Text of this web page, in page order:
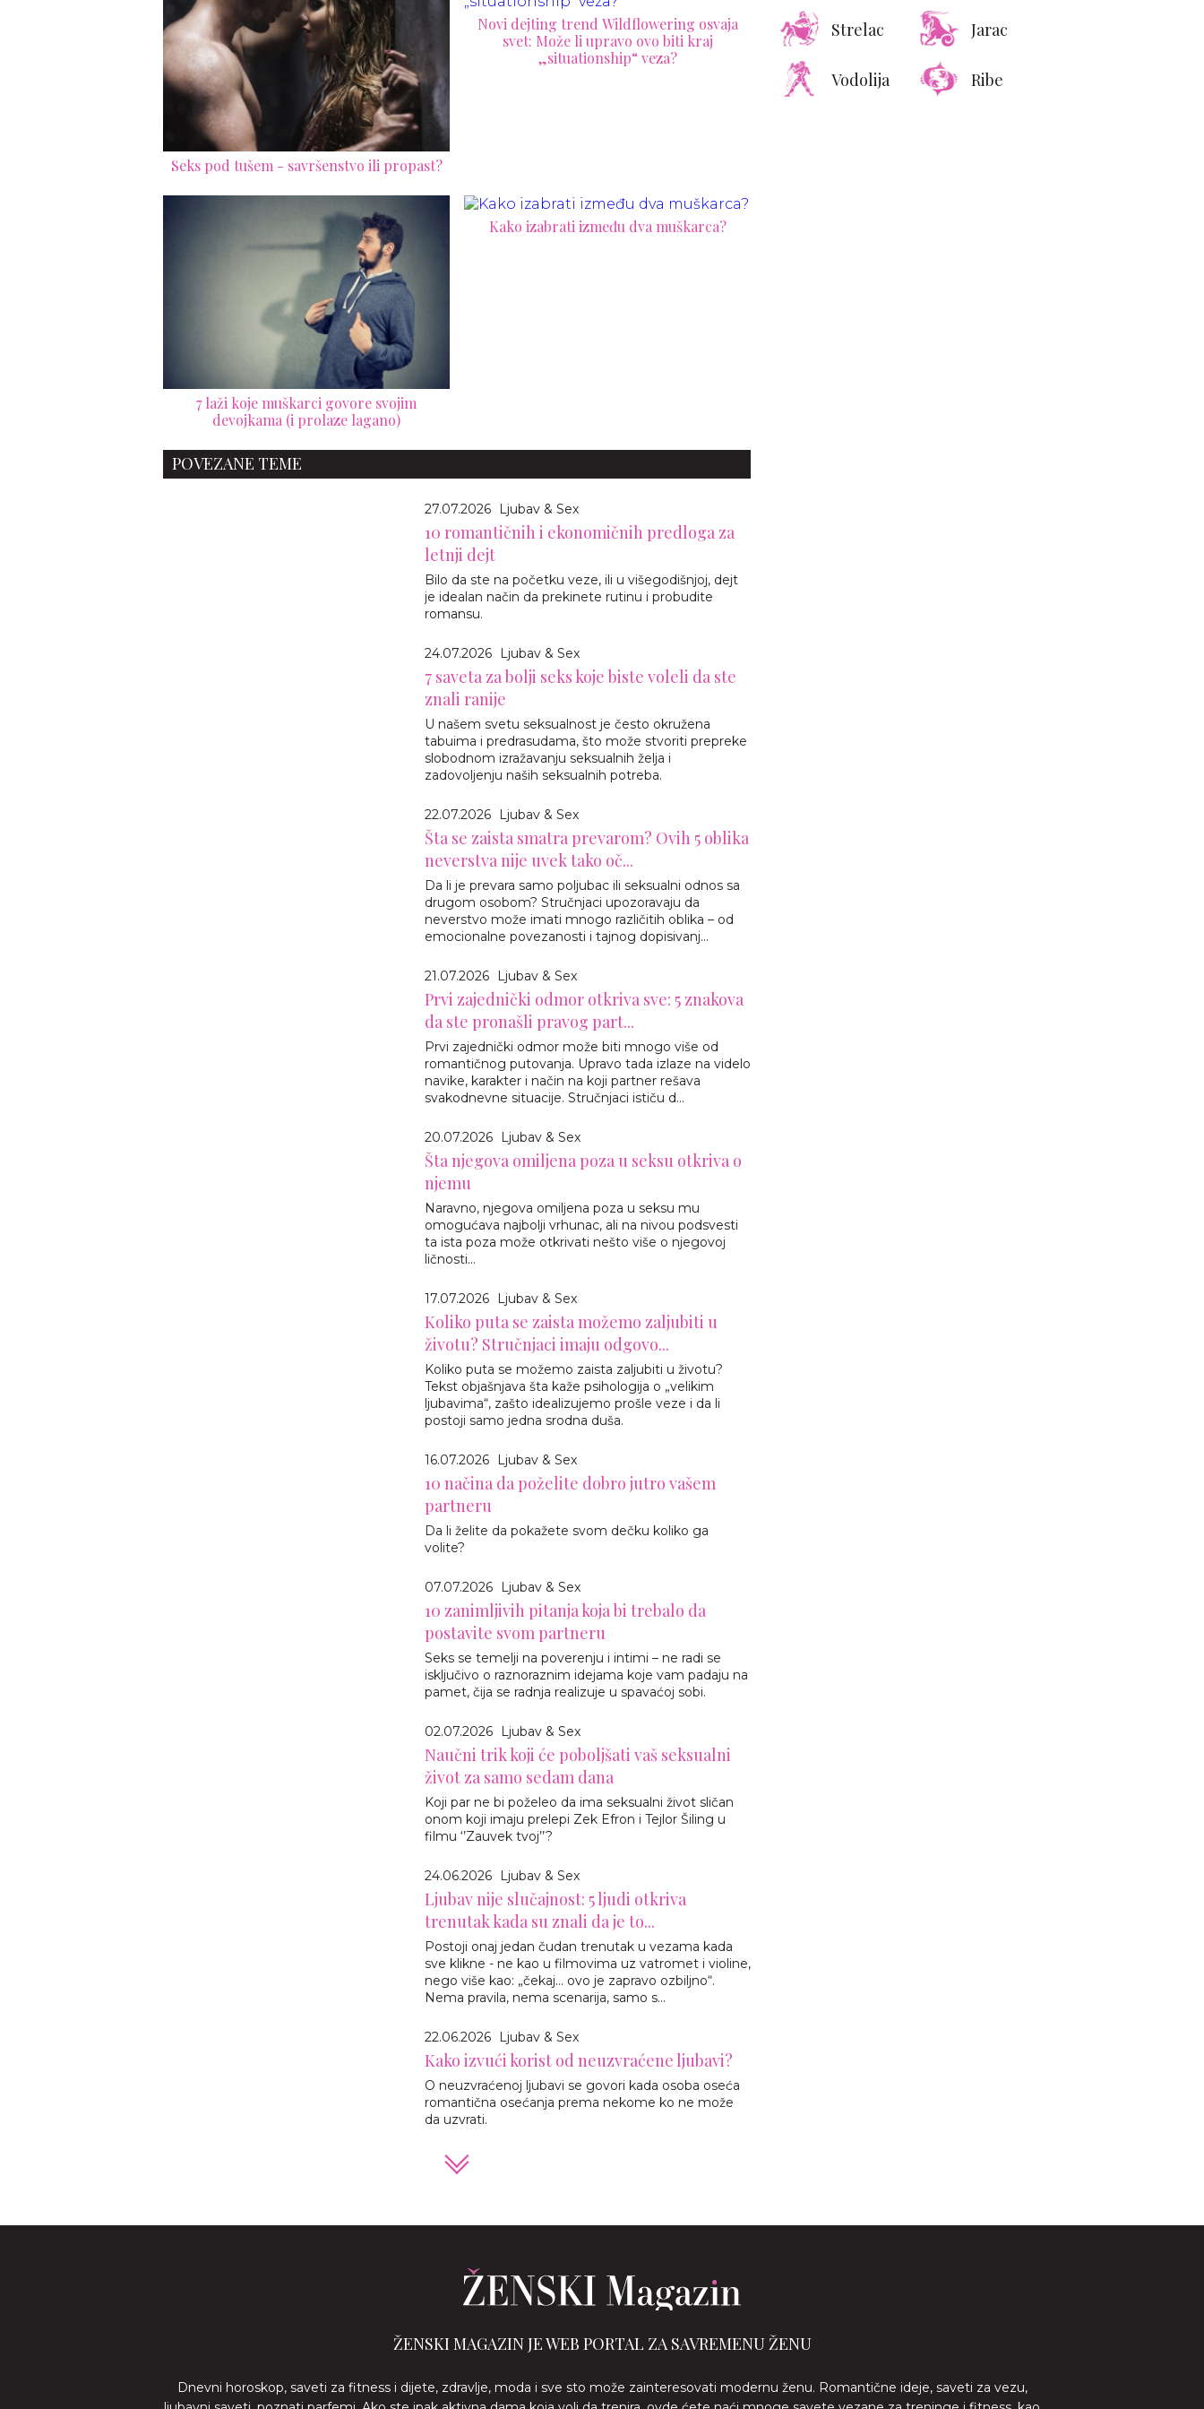
Seks pod tušem - savršenstvo ili propast?
Novi dejting trend Wildflowering osvaja
svet: Može li upravo ovo biti kraj
„situationship“ veza?
7 laži koje muškarci govore svojim
devojkama (i prolaze lagano)
Kako izabrati između dva muškarca?
POVEZANE TEME
27.07.2026 Ljubav & Sex
10 romantičnih i ekonomičnih predloga za
letnji dejt
Bilo da ste na početku veze, ili u višegodišnjoj, dejt
je idealan način da prekinete rutinu i probudite
romansu.
24.07.2026 Ljubav & Sex
7 saveta za bolji seks koje biste voleli da ste
znali ranije
U našem svetu seksualnost je često okružena
tabuima i predrasudama, što može stvoriti prepreke
slobodnom izražavanju seksualnih želja i
zadovoljenju naših seksualnih potreba.
22.07.2026 Ljubav & Sex
Šta se zaista smatra prevarom? Ovih 5 oblika
neverstva nije uvek tako oč...
Da li je prevara samo poljubac ili seksualni odnos sa
drugom osobom? Stručnjaci upozoravaju da
neverstvo može imati mnogo različitih oblika – od
emocionalne povezanosti i tajnog dopisivanj...
21.07.2026 Ljubav & Sex
Prvi zajednički odmor otkriva sve: 5 znakova
da ste pronašli pravog part...
Prvi zajednički odmor može biti mnogo više od
romantičnog putovanja. Upravo tada izlaze na videlo
navike, karakter i način na koji partner rešava
svakodnevne situacije. Stručnjaci ističu d...
20.07.2026 Ljubav & Sex
Šta njegova omiljena poza u seksu otkriva o
njemu
Naravno, njegova omiljena poza u seksu mu
omogućava najbolji vrhunac, ali na nivou podsvesti
ta ista poza može otkrivati nešto više o njegovoj
ličnosti...
17.07.2026 Ljubav & Sex
Koliko puta se zaista možemo zaljubiti u
životu? Stručnjaci imaju odgovo...
Koliko puta se možemo zaista zaljubiti u životu?
Tekst objašnjava šta kaže psihologija o „velikim
ljubavima“, zašto idealizujemo prošle veze i da li
postoji samo jedna srodna duša.
16.07.2026 Ljubav & Sex
10 načina da poželite dobro jutro vašem
partneru
Da li želite da pokažete svom dečku koliko ga
volite?
07.07.2026 Ljubav & Sex
10 zanimljivih pitanja koja bi trebalo da
postavite svom partneru
Seks se temelji na poverenju i intimi – ne radi se
isključivo o raznoraznim idejama koje vam padaju na
pamet, čija se radnja realizuje u spavaćoj sobi.
02.07.2026 Ljubav & Sex
Naučni trik koji će poboljšati vaš seksualni
život za samo sedam dana
Koji par ne bi poželeo da ima seksualni život sličan
onom koji imaju prelepi Zek Efron i Tejlor Šiling u
filmu ‘’Zauvek tvoj’’?
24.06.2026 Ljubav & Sex
Ljubav nije slučajnost: 5 ljudi otkriva
trenutak kada su znali da je to...
Postoji onaj jedan čudan trenutak u vezama kada
sve klikne - ne kao u filmovima uz vatromet i violine,
nego više kao: „čekaj… ovo je zapravo ozbiljno“.
Nema pravila, nema scenarija, samo s...
22.06.2026 Ljubav & Sex
Kako izvući korist od neuzvraćene ljubavi?
O neuzvraćenoj ljubavi se govori kada osoba oseća
romantična osećanja prema nekome ko ne može
da uzvrati.
Strelac Jarac
Vodolija Ribe
ŽENSKI MAGAZIN JE WEB PORTAL ZA SAVREMENU ŽENU
Dnevni horoskop, saveti za fitness i dijete, zdravlje, moda i sve sto može zainteresovati modernu ženu. Romantične ideje, saveti za vezu,